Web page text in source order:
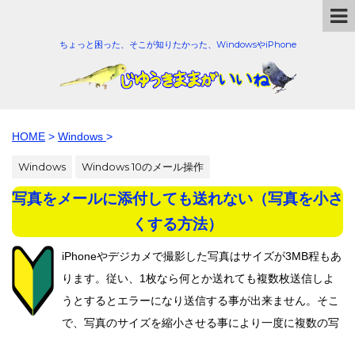
ちょっと困った、そこが知りたかった、WindowsやiPhone
HOME > Windows >
Windows Windows 10のメール操作
写真をメールに添付しても送れない（写真を小さ
くする方法）
iPhoneやデジカメで撮影した写真はサイズが3MB程もあ
ります。従い、1枚なら何とか送れても複数枚送信しよ
うとするとエラーになり送信する事が出来ません。そこ
で、写真のサイズを縮小させる事により一度に複数の写